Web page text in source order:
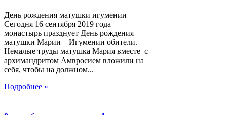
День рождения матушки игумении
Сегодня 16 сентября 2019 года
монастырь празднует День рождения
матушки Марии – Игумении обители.
Немалые труды матушка Мария вместе с
архимандритом Амвросием вложили на
себя, чтобы на должном...
Подробнее »